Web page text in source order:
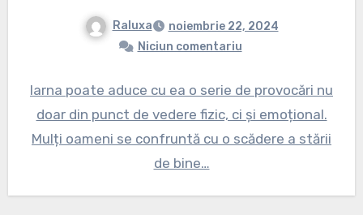
Raluxa
noiembrie 22, 2024
Niciun comentariu
Iarna poate aduce cu ea o serie de provocări nu
doar din punct de vedere fizic, ci și emoțional.
Mulți oameni se confruntă cu o scădere a stării
de bine…